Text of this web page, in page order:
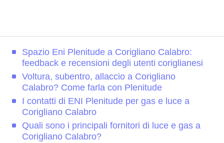
Spazio Eni Plenitude a Corigliano Calabro:
feedback e recensioni degli utenti coriglianesi
Voltura, subentro, allaccio a Corigliano
Calabro? Come farla con Plenitude
I contatti di ENI Plenitude per gas e luce a
Corigliano Calabro
Quali sono i principali fornitori di luce e gas a
Corigliano Calabro?